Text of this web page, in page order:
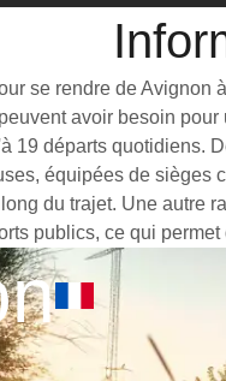
se rendre de Avignon
avoir besoin
19 départs quotidiens.
équipées de sièges
du trajet. Une autre
publics, ce qui